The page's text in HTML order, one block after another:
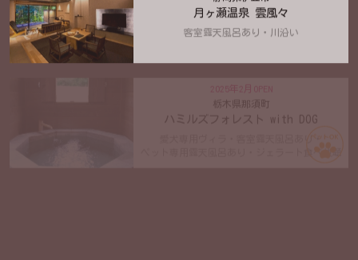
月ヶ瀬温泉 雲風々
客室露天風呂あり・川沿い
栃木県那須町
ハミルズフォレスト with DOG